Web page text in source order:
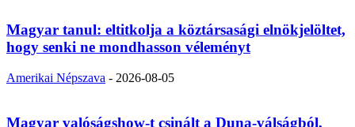
Magyar tanul: eltitkolja a köztársasági elnökjelöltet,
hogy senki ne mondhasson véleményt
Amerikai Népszava - 2026-08-05
Magyar valóságshow-t csinált a Duna-válságból,